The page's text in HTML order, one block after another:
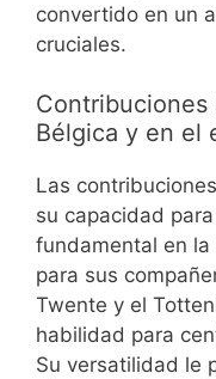
convertido en un
cruciales.
Contribuciones
Bélgica y en el
Las
su capacidad
fundamental en
para sus
Twente y el
habilidad para
Su versatilidad le